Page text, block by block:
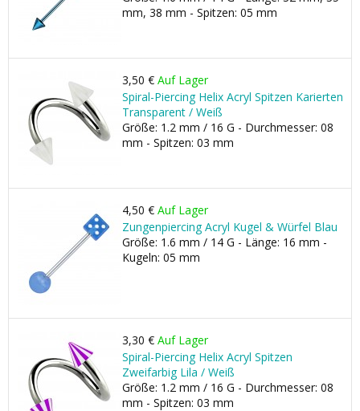
mm, 38 mm - Spitzen: 05 mm
3,50 € Auf Lager
Spiral-Piercing Helix Acryl Spitzen Karierten
Transparent / Weiß
Größe: 1.2 mm / 16 G - Durchmesser: 08
mm - Spitzen: 03 mm
4,50 € Auf Lager
Zungenpiercing Acryl Kugel & Würfel Blau
Größe: 1.6 mm / 14 G - Länge: 16 mm -
Kugeln: 05 mm
3,30 € Auf Lager
Spiral-Piercing Helix Acryl Spitzen
Zweifarbig Lila / Weiß
Größe: 1.2 mm / 16 G - Durchmesser: 08
mm - Spitzen: 03 mm